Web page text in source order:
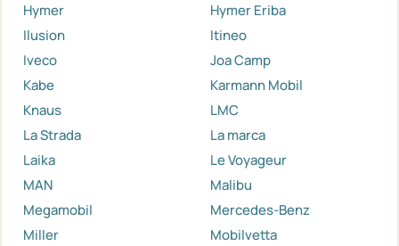
Hymer
Hymer Eriba
Ilusion
Itineo
Iveco
Joa Camp
Kabe
Karmann Mobil
Knaus
LMC
La Strada
La marca
Laika
Le Voyageur
MAN
Malibu
Megamobil
Mercedes-Benz
Miller
Mobilvetta